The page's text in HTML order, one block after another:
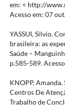
em: < http://
Acesso em: 07
YASSUI, Silvio.
brasileira: as
Saúde –
p.585-589.
KNOPP,
Centros De
Trabalho de